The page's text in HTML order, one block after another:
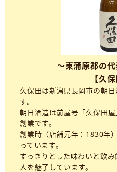
～東蒲原郡の
【久保
久保田は新潟県長岡市の朝
す。
朝日酒造は前屋号「久保田
創業です。
創業時（店舗元年：1830年
っています。
すっきりとした味わいと飲
人を魅了しています。